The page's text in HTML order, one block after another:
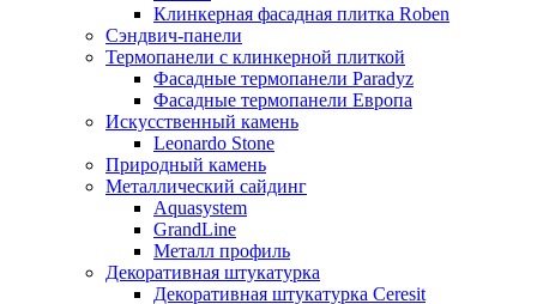
Клинкерная фасадная плитка Roben
Сэндвич-панели
Термопанели с клинкерной плиткой
Фасадные термопанели Paradyz
Фасадные термопанели Европа
Искусственный камень
Leonardo Stone
Природный камень
Металлический сайдинг
Aquasystem
GrandLine
Металл профиль
Декоративная штукатурка
Декоративная штукатурка Ceresit